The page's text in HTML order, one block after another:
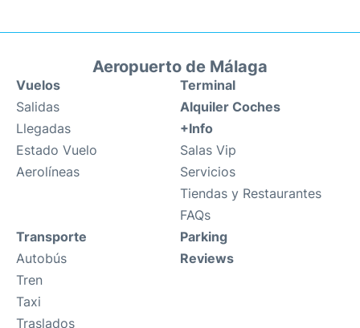
Aeropuerto de Málaga
Vuelos
Salidas
Llegadas
Estado Vuelo
Aerolíneas
Terminal
Alquiler Coches
+Info
Salas Vip
Servicios
Tiendas y Restaurantes
FAQs
Transporte
Autobús
Tren
Taxi
Traslados
Parking
Reviews